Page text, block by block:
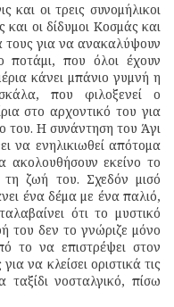
οι τρεις συνομήλικοι
οι δίδυμοι Κοσμάς και
τους για να ανακαλύψουν
ποτάμι, που όλοι έχουν
κάνει μπάνιο γυμνή η
που φιλοξενεί ο
στο αρχοντικό του για
του. Η συνάντηση του Άγι
να ενηλικιωθεί απότομα
ακολουθήσουν εκείνο το
ζωή του. Σχεδόν μισό
ένα δέμα με ένα παλιό,
ότι το μυστικό
του δεν το γνώριζε μόνο
το να επιστρέψει στον
να κλείσει οριστικά τις
νοσταλγικό, πίσω